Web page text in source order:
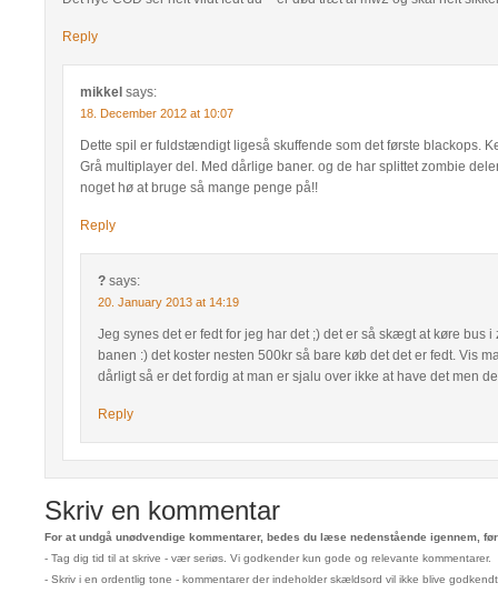
Reply
mikkel says:
18. December 2012 at 10:07
Dette spil er fuldstændigt ligeså skuffende som det første blackops.
Grå multiplayer del. Med dårlige baner. og de har splittet zombie
noget hø at bruge så mange penge på!!
Reply
? says:
20. January 2013 at 14:19
Jeg synes det er fedt for jeg har det ;) det er så skægt at køre bus i
banen :) det koster nesten 500kr så bare køb det det er fedt. Vis
dårligt så er det fordig at man er sjalu over ikke at have det men
Reply
Skriv en kommentar
For at undgå unødvendige kommentarer, bedes du læse nedenstående igennem,
- Tag dig tid til at skrive - vær seriøs. Vi godkender kun gode og relevante kommentarer.
- Skriv i en ordentlig tone - kommentarer der indeholder skældsord vil ikke blive